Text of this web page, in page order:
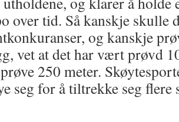
over tid. Så kanskje skulle
og kanskje
vet at det har vært prøvd
250 meter.
seg for å tiltrekke seg flere